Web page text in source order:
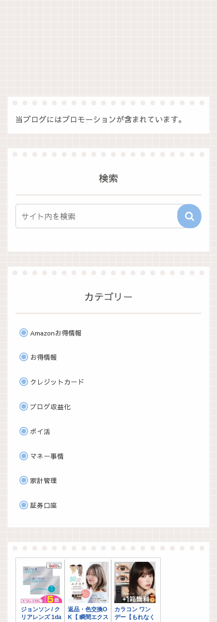
当ブログにはプロモーションが含まれています。
検索
カテゴリー
Amazonお得情報
お得情報
クレジットカード
ブログ収益化
ポイ活
マネー事情
家計管理
証券口座